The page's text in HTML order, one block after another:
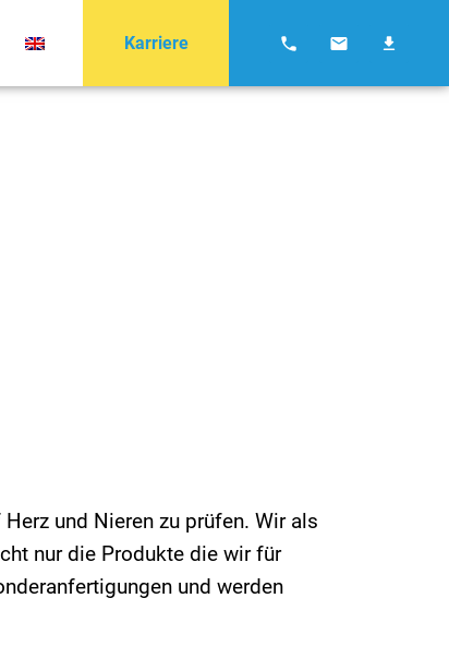
Karriere
und Nieren zu prüfen. Wir als
nur die Produkte die wir für
und werden